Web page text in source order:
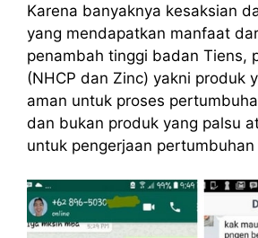
Karena banyaknya kesaksian
yang mendapatkan manfaat
penambah tinggi badan Tiens,
(NHCP dan Zinc) yakni produk
aman untuk proses
dan bukan produk yang palsu
untuk pengerjaan